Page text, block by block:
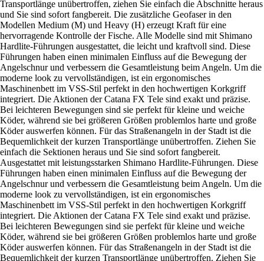
Transportlänge unübertroffen, ziehen Sie einfach die Abschnitte heraus
und Sie sind sofort fangbereit. Die zusätzliche Geofaser in den
Modellen Medium (M) und Heavy (H) erzeugt Kraft für eine
hervorragende Kontrolle der Fische. Alle Modelle sind mit Shimano
Hardlite-Führungen ausgestattet, die leicht und kraftvoll sind. Diese
Führungen haben einen minimalen Einfluss auf die Bewegung der
Angelschnur und verbessern die Gesamtleistung beim Angeln. Um die
moderne look zu vervollständigen, ist ein ergonomisches
Maschinenbett im VSS-Stil perfekt in den hochwertigen Korkgriff
integriert. Die Aktionen der Catana FX Tele sind exakt und präzise.
Bei leichteren Bewegungen sind sie perfekt für kleine und weiche
Köder, während sie bei größeren Größen problemlos harte und große
Köder auswerfen können. Für das Straßenangeln in der Stadt ist die
Bequemlichkeit der kurzen Transportlänge unübertroffen. Ziehen Sie
einfach die Sektionen heraus und Sie sind sofort fangbereit.
Ausgestattet mit leistungsstarken Shimano Hardlite-Führungen. Diese
Führungen haben einen minimalen Einfluss auf die Bewegung der
Angelschnur und verbessern die Gesamtleistung beim Angeln. Um die
moderne look zu vervollständigen, ist ein ergonomisches
Maschinenbett im VSS-Stil perfekt in den hochwertigen Korkgriff
integriert. Die Aktionen der Catana FX Tele sind exakt und präzise.
Bei leichteren Bewegungen sind sie perfekt für kleine und weiche
Köder, während sie bei größeren Größen problemlos harte und große
Köder auswerfen können. Für das Straßenangeln in der Stadt ist die
Bequemlichkeit der kurzen Transportlänge unübertroffen. Ziehen Sie